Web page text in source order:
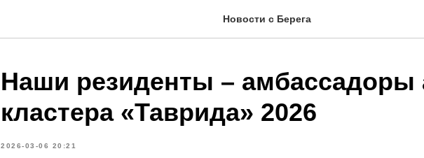
Новости с Берега
Наши резиденты – амбассадоры
кластера «Таврида» 2026
2026-03-06 20:21